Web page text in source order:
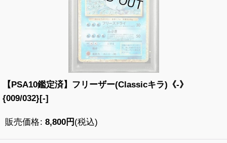
【PSA10鑑定済】フリーザー(Classicキラ)《-》
{009/032}[-]
販売価格: 8,800円 (税込)